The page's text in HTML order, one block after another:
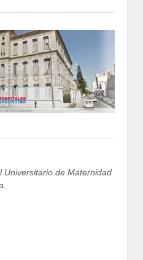
Universitario de Maternidad